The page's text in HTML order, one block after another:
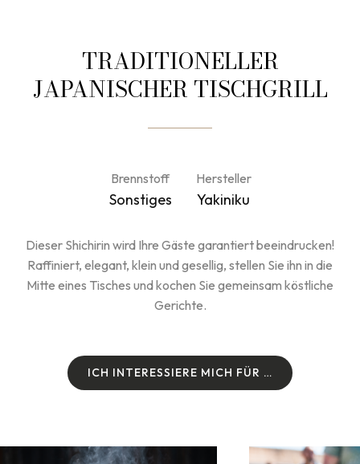
TRADITIONELLER
JAPANISCHER TISCHGRILL
Brennstoff
Sonstiges
Hersteller
Yakiniku
Dieser Shichirin wird Ihre Gäste garantiert beeindrucken!
Raffiniert, elegant, klein und gesellig, stellen Sie ihn in die
Mitte eines Tisches und kochen Sie gemeinsam köstliche
Gerichte.
ICH INTERESSIERE MICH FÜR …
ICH INTERESSIERE MICH FÜR …